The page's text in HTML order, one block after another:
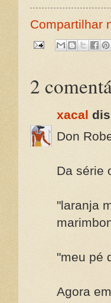
Compartilhar
2
xacal
Don
Da série
"laranja
"meu pé
Agora